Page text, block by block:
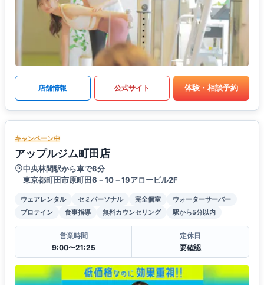
店舗情報 公式サイト 体験・相談予約
キャンペーン中
アップルジム町田店
中央林間駅から車で8分
東京都町田市原町田6－10－19アロービル2F
ウェアレンタル セミパーソナル 完全個室
ウォーターサーバー
プロテイン
食事指導 無料カウンセリング 駅から5分以内
営業時間
9:00〜21:25
定休日
要確認